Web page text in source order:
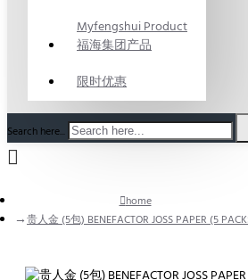
Myfengshui Product
福海集团产品
限时优惠
Search here...
home
贵人金 (5包) BENEFACTOR JOSS PAPER (5